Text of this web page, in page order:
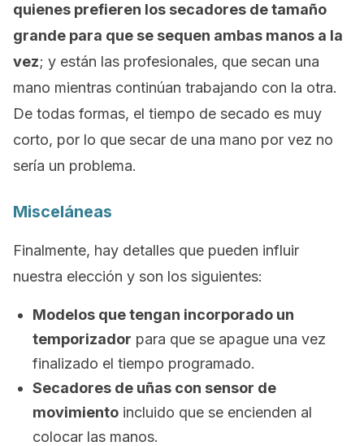
quienes prefieren los secadores de tamaño
grande para que se sequen ambas manos a la
vez; y están las profesionales, que secan una
mano mientras continúan trabajando con la otra.
De todas formas, el tiempo de secado es muy
corto, por lo que secar de una mano por vez no
sería un problema.
Misceláneas
Finalmente, hay detalles que pueden influir
nuestra elección y son los siguientes:
Modelos que tengan incorporado un
temporizador para que se apague una vez
finalizado el tiempo programado.
Secadores de uñas con sensor de
movimiento incluido que se encienden al
colocar las manos.